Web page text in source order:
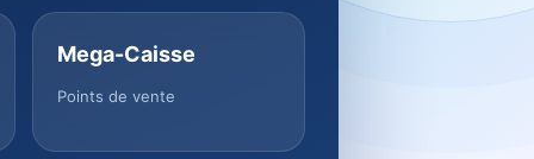
Mega-Caisse
Points de vente